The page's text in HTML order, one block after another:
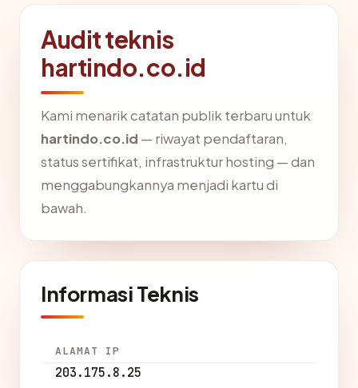
Audit teknis
hartindo.co.id
Kami menarik catatan publik terbaru untuk
hartindo.co.id — riwayat pendaftaran,
status sertifikat, infrastruktur hosting — dan
menggabungkannya menjadi kartu di
bawah.
Informasi Teknis
ALAMAT IP
203.175.8.25